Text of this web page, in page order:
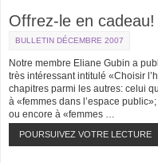
Offrez-le en cadeau!
BULLETIN DÉCEMBRE 2007
Notre membre Eliane Gubin a
très intéressant intitulé «Choisir
chapitres parmi les autres: celui
à «femmes dans l’espace
ou encore à «femmes …
POURSUIVEZ VOTRE LECTURE